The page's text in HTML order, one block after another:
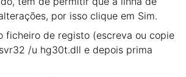
por isso clique em Sim.
ficheiro de registo (escreva ou copie
/u hg30t.dll e depois prima